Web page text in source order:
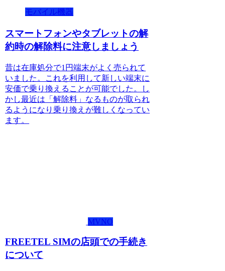
モバイル機器
スマートフォンやタブレットの解
約時の解除料に注意しましょう
昔は在庫処分で1円端末がよく売られて
いました。これを利用して新しい端末に
安価で乗り換えることが可能でした。し
かし最近は「解除料」なるものが取られ
るようになり乗り換えが難しくなってい
ます。
MVNO
FREETEL SIMの店頭での手続き
について